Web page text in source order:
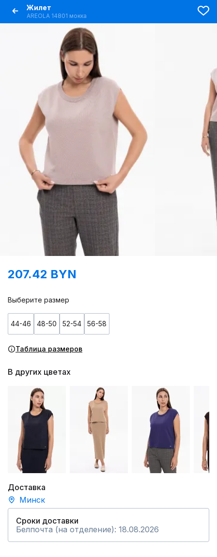
Жилет
AREOLA 14801 мокка
207.42 BYN
Выберите размер
44-46 48-50 52-54 56-58
Таблица размеров
В других цветах
Доставка
Минск
Сроки доставки
Белпочта (на отделение): 18.08.2026